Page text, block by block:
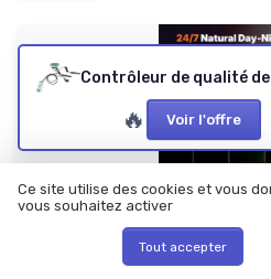
🔥 Voir l'offre
Ce site utilise des cookies et vous
vous souhaitez activer
Tout accepter